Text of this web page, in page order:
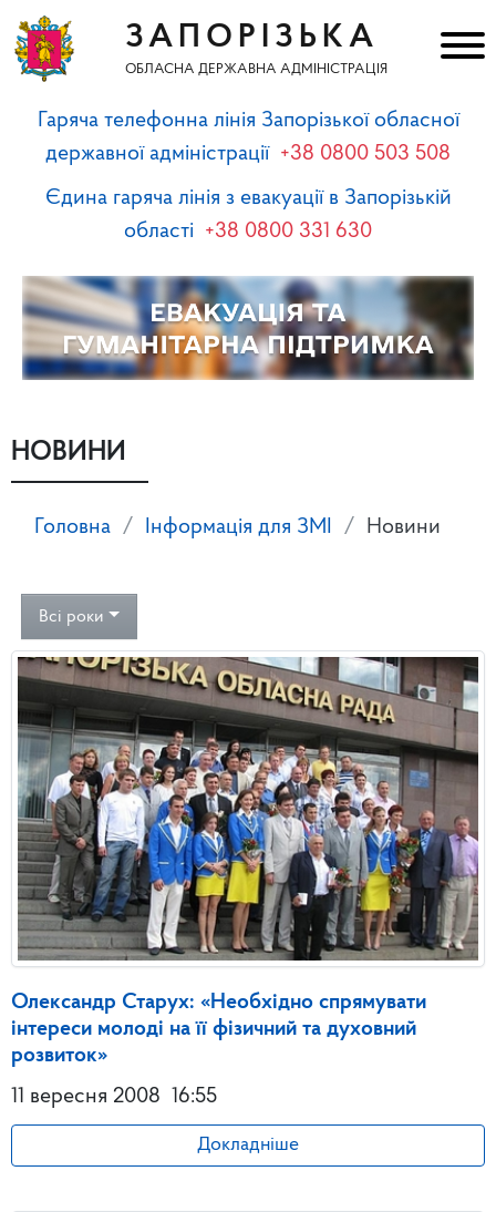
ЗАПОРІЗЬКА
ОБЛАСНА ДЕРЖАВНА АДМІНІСТРАЦІЯ
Гаряча телефонна лінія Запорізької обласної
державної адміністрації +38 0800 503 508
Єдина гаряча лінія з евакуації в Запорізькій
області +38 0800 331 630
НОВИНИ
Головна Інформація для ЗМІ Новини
Всі роки
Олександр Старух: «Необхідно спрямувати
інтереси молоді на її фізичний та духовний
розвиток»
11 вересня 2008 16:55
Докладніше